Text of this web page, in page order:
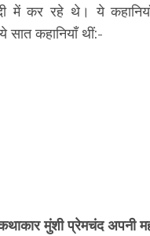
में कर रहे थे। ये
कहानियाँ थीं:-
मुंशी प्रेमचंद